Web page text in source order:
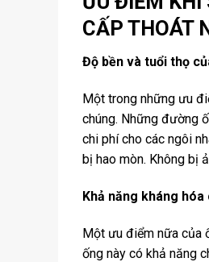
CẤP THOÁT
Độ bền và tuổi thọ
Một trong những ưu
chúng. Những đường
chi phí cho các ngôi
bị hao mòn. Không bị
Khả năng kháng
Một ưu điểm nữa của
ống này có khả năng